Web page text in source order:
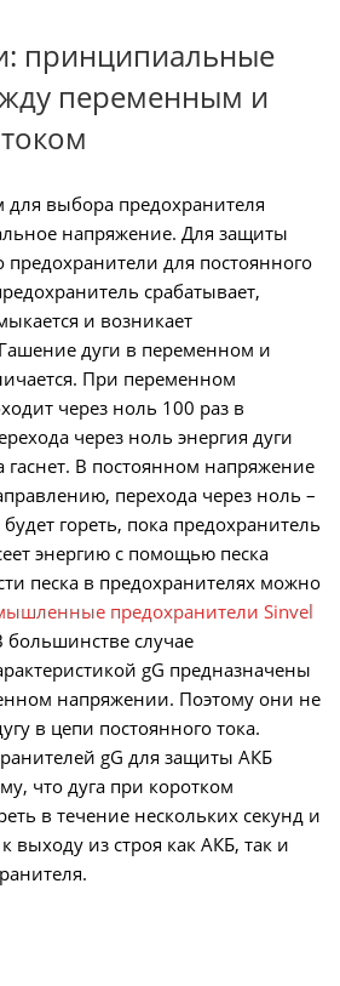
принципиальные
переменным и
выбора предохранителя
напряжение. Для защиты
предохранители для постоянного
срабатывает,
и возникает
Гашение дуги в переменном и
При переменном
через ноль 100 раз в
через ноль энергия дуги
гаснет. В постоянном напряжение
перехода через ноль –
гореть, пока предохранитель
энергию с помощью песка
песка в предохранителях можно
предохранители Sinvel
большинстве случае
gG предназначены
напряжении. Поэтому они не
в цепи постоянного тока.
gG для защиты АКБ
что дуга при коротком
в течение нескольких секунд и
выходу из строя как АКБ, так и